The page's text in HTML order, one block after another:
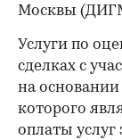
Москвы
Услуги по
сделках с
на основании
которого
оплаты услуг